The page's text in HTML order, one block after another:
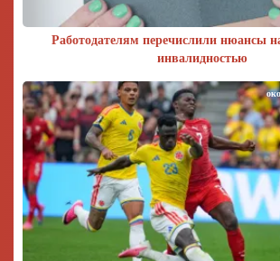
Работодателям перечислили нюансы
инвалидностью